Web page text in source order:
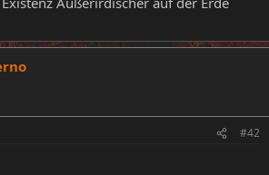
#42